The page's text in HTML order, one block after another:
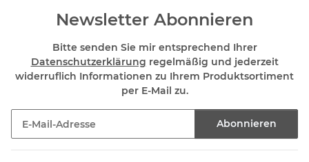
Newsletter Abonnieren
Bitte senden Sie mir entsprechend Ihrer
Datenschutzerklärung regelmäßig und jederzeit
widerruflich Informationen zu Ihrem Produktsortiment
per E-Mail zu.
Abonnieren